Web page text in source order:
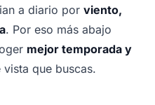
a diario por viento,
. Por eso más abajo
mejor temporada y
que buscas.